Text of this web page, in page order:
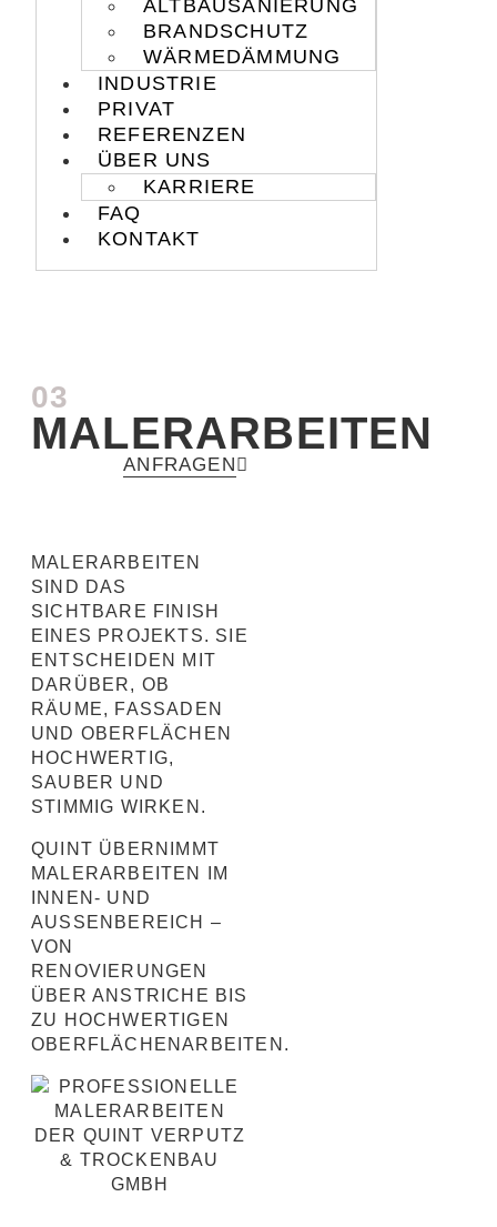
ALTBAUSANIERUNG
BRANDSCHUTZ
WÄRMEDÄMMUNG
INDUSTRIE
PRIVAT
REFERENZEN
ÜBER UNS
KARRIERE
FAQ
KONTAKT
MALERARBEITEN
SIND DAS
SICHTBARE FINISH
EINES PROJEKTS. SIE
ENTSCHEIDEN MIT
DARÜBER, OB
RÄUME, FASSADEN
UND OBERFLÄCHEN
HOCHWERTIG,
SAUBER UND
STIMMIG WIRKEN.
QUINT ÜBERNIMMT
MALERARBEITEN IM
INNEN- UND
AUSSENBEREICH – V
ON R
ENOVIERUNGEN Ü
BER ANSTRICHE BIS Z
U HOCHWERTIGEN O
BERFLÄCHENARBEITEN.
03
MALERARBEITEN
ANFRAGEN